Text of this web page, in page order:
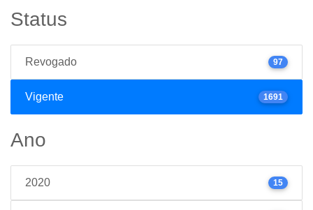
Status
Revogado 97
Vigente 1691
Ano
2020 15